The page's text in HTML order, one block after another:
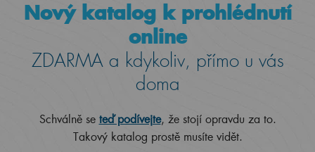
Nový katalog k prohlédnutí
online
ZDARMA a kdykoliv, přímo u vás
doma
Schválně se teď podívejte, že stojí opravdu za to.
Takový katalog prostě musíte vidět.